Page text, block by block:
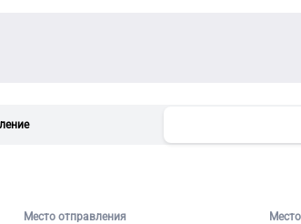
Место отправления